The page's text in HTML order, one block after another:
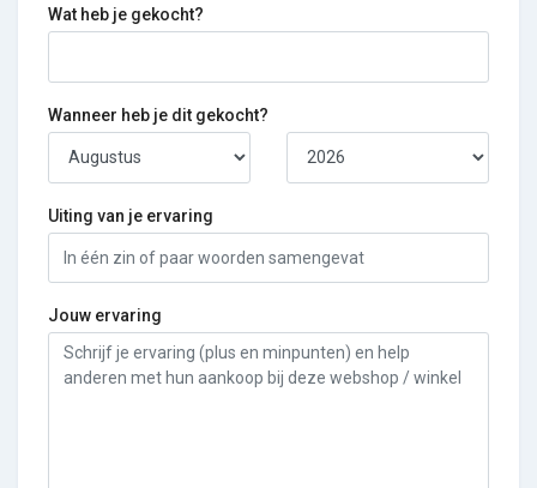
Wat heb je gekocht?
Wanneer heb je dit gekocht?
Uiting van je ervaring
Jouw ervaring